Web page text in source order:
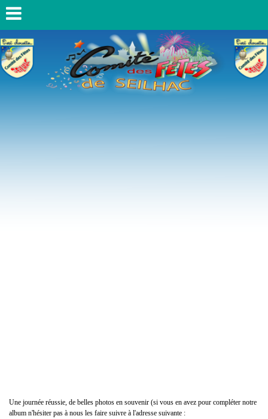
Une journée réussie, de belles photos en souvenir (si vous en avez pour compléter notre
album n'hésiter pas à nous les faire suivre à l'adresse suivante :